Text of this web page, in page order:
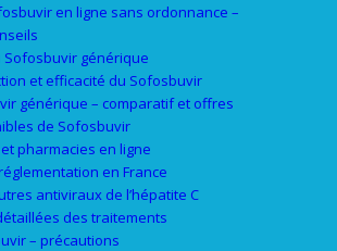
en ligne sans ordonnance –
générique
et efficacité du Sofosbuvir
générique – comparatif et offres
de Sofosbuvir
pharmacies en ligne
en France
antiviraux de l’hépatite C
des traitements
– précautions